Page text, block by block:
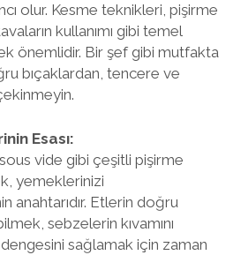
olur. Kesme teknikleri, pişirme
kullanımı gibi temel
önemlidir. Bir şef gibi mutfakta
bıçaklardan, tencere ve
Esası:
vide gibi çeşitli pişirme
yemeklerinizi
anahtarıdır. Etlerin doğru
sebzelerin kıvamını
sağlamak için zaman